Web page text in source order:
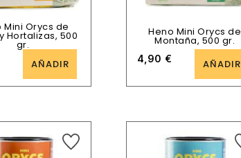
Mini Orycs de
Hortalizas, 500
gr.
AÑADIR
Heno Mini Orycs de
Montaña, 500 gr.
4,90 € AÑADIR